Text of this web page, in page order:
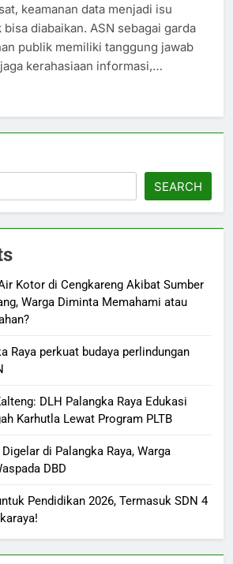
keamanan data menjadi isu
diabaikan. ASN sebagai garda
publik memiliki tanggung jawab
kerahasiaan informasi,…
SEARCH
Kotor di Cengkareng Akibat Sumber
Warga Diminta Memahami atau
Raya perkuat budaya perlindungan
DLH Palangka Raya Edukasi
Karhutla Lewat Program PLTB
di Palangka Raya, Warga
DBD
Pendidikan 2026, Termasuk SDN 4